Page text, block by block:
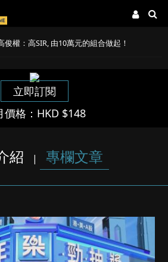
俊權：高SIR, 由10萬元的組合做起！
立即訂閱
價格：HKD $148
紹 | 專欄文章